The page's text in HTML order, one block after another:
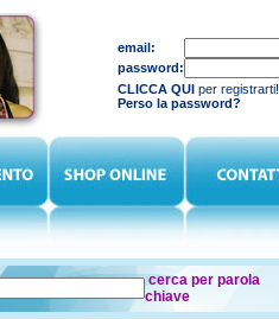
email:
password:
CLICCA QUI per registrarti!
Perso la password?
cerca per parola
chiave